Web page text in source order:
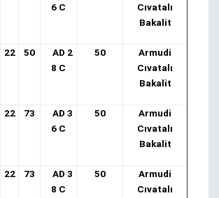
6 C
Cıvatalı
Bakalit
22 50
AD 2
8 C
50
Armudi
Cıvatalı
Bakalit
22 73
AD 3
6 C
50
Armudi
Cıvatalı
Bakalit
22 73
AD 3
8 C
50
Armudi
Cıvatalı